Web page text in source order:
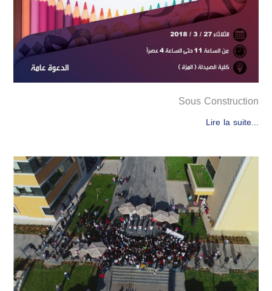
Sous Construction
Lire la suite...